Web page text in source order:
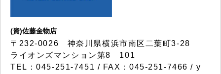
(資)佐藤金物店
〒232-0026 神奈川県横浜市南区二葉町3-28
ライオンズマンション第8 101
TEL：045-251-7451 / FAX：045-251-7466 / y